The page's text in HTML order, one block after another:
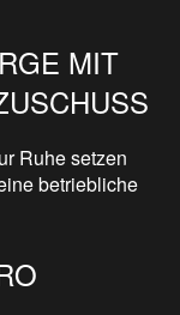
MIT
Ruhe setzen
betriebliche